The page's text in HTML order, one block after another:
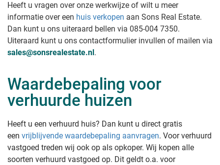
Heeft u vragen over onze werkwijze of wilt u meer
informatie over een huis verkopen aan Sons Real Estate.
Dan kunt u ons uiteraard bellen via 085-004 7350.
Uiteraard kunt u ons contactformulier invullen of mailen via
sales@sonsrealestate.nl .
Waardebepaling voor
verhuurde huizen
Heeft u een verhuurd huis? Dan kunt u direct gratis
een vrijblijvende waardebepaling aanvragen. Voor verhuurd
vastgoed treden wij ook op als opkoper. Wij kopen alle
soorten verhuurd vastgoed op. Dit geldt o.a. voor